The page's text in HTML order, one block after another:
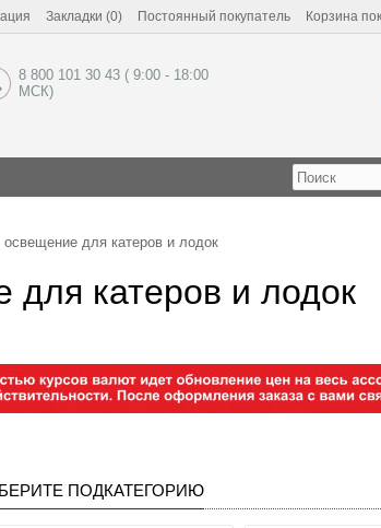
Закладки (0) Постоянный покупатель Корзина
8 800 101 30 43 ( 9:00 - 18:00
МСК)
для катеров и лодок
катеров и лодок
ПОДКАТЕГОРИЮ